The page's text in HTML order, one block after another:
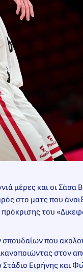
μέρες και οι
στο ματς που
του
που
στον
Ειρήνης και